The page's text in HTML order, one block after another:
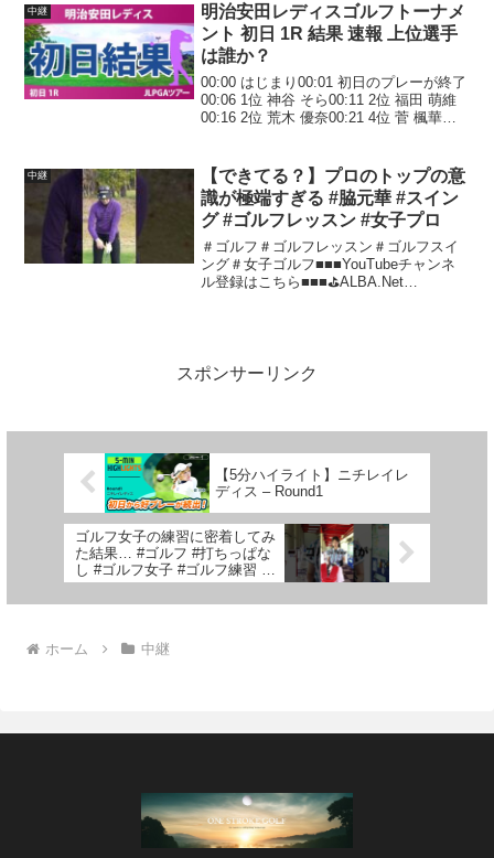
中継
明治安田レディスゴルフトーナメ
ント 初日 1R 結果 速報 上位選手
は誰か？
00:00 はじまり00:01 初日のプレーが終了
00:06 1位 神谷 そら00:11 2位 福田 萌維
00:16 2位 荒木 優奈00:21 4位 菅 楓華
中継
【できてる？】プロのトップの意
識が極端すぎる #脇元華 #スイン
グ #ゴルフレッスン #女子プロ
＃ゴルフ＃ゴルフレッスン＃ゴルフスイ
ング＃女子ゴルフ■■■YouTubeチャンネ
ル登録はこちら■■■⛳️ALBA.Net
スポンサーリンク
【5分ハイライト】ニチレイレ
ディス – Round1
ゴルフ女子の練習に密着してみ
た結果… #ゴルフ #打ちっぱな
し #ゴルフ女子 #ゴルフ練習 #
ゴルフ初心者 #ゴルフ場 #敦賀
#嶺南 #福井県
ホーム 中継